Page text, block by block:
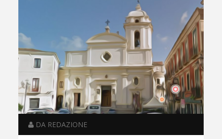
DA REDAZIONE